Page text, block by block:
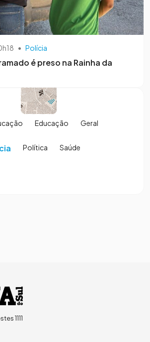
• Polícia
é preso na Rainha da
Educação Geral
Política Saúde
1111